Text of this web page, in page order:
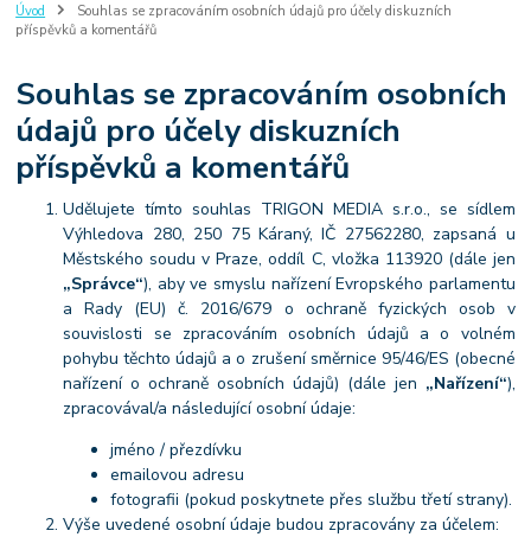
Úvod
Souhlas se zpracováním osobních údajů pro účely diskuzních
příspěvků a komentářů
Souhlas se zpracováním osobních
údajů pro účely diskuzních
příspěvků a komentářů
Udělujete tímto souhlas TRIGON MEDIA s.r.o., se sídlem
Výhledova 280, 250 75 Káraný, IČ 27562280, zapsaná u
Městského soudu v Praze, oddíl C, vložka 113920 (dále jen
„Správce“), aby ve smyslu nařízení Evropského parlamentu
a Rady (EU) č. 2016/679 o ochraně fyzických osob v
souvislosti se zpracováním osobních údajů a o volném
pohybu těchto údajů a o zrušení směrnice 95/46/ES (obecné
nařízení o ochraně osobních údajů) (dále jen „Nařízení“),
zpracovával/a následující osobní údaje:
jméno / přezdívku
emailovou adresu
fotografii (pokud poskytnete přes službu třetí strany).
Výše uvedené osobní údaje budou zpracovány za účelem: